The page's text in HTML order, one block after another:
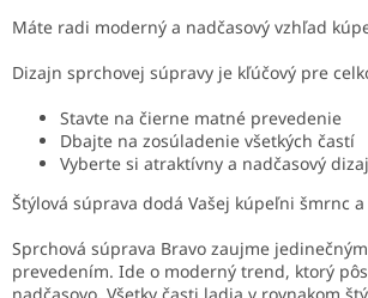
Máte radi moderný a nadčasový vzhľad
Dizajn sprchovej súpravy je kľúčový pre
Stavte na čierne matné prevedenie
Dbajte na zosúladenie všetkých častí
Vyberte si atraktívny a nadčasový
Štýlová súprava dodá Vašej kúpeľni šmrnc
Sprchová súprava Bravo zaujme
prevedením. Ide o moderný trend, ktorý